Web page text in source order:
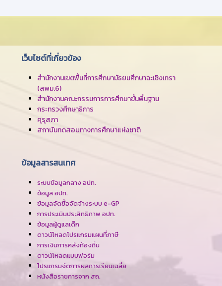
เว็บไซต์ที่เกี่ยวข้อง
สำนักงานเขตพื้นที่การศึกษามัธยมศึกษาฉะเชิงเทรา
(สพม.6)
สำนักงานคณะกรรมการการศึกษาขั้นพื้นฐาน
กระทรวงศึกษาธิการ
คุรุสภา
สถาบันทดสอบทางการศึกษาแห่งชาติ
ข้อมูลสารสนเทศ
ระบบข้อมูลกลาง อปท.
ข้อมูล อปท.
ข้อมูลจัดซื้อจัดจ้างระบบ e-GP
การประเมินประสิทธิภาพ อปท.
ข้อมูลผู้ดูแลเด็ก
ดาวน์โหลดโปรแกรมแผนที่ภาษี
การเงินการคลังท้องถิ่น
ดาวน์โหลดแบบฟอร์ม
โปรแกรมจัดการผลการเรียนเฉลี่ย
หนังสือราชการจาก สถ.